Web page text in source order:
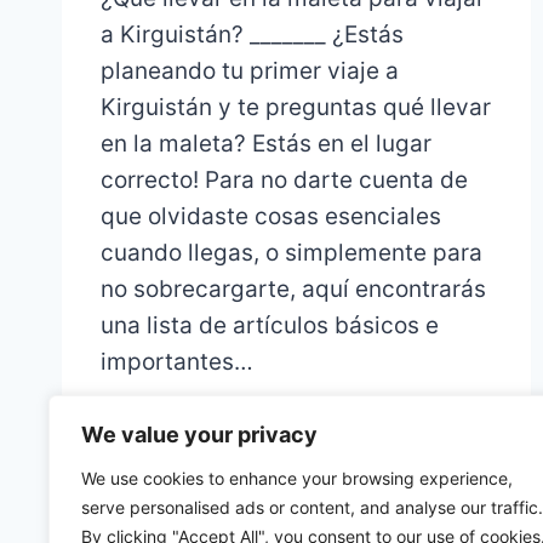
We value your privacy
We use cookies to enhance your browsing experience,
serve personalised ads or content, and analyse our traffic.
By clicking "Accept All", you consent to our use of
a Kirguistán? _______ ¿Estás
planeando tu primer viaje a
Kirguistán y te preguntas qué llevar
en la maleta? Estás en el lugar
correcto! Para no darte cuenta de
que olvidaste cosas esenciales
cuando llegas, o simplemente para
no sobrecargarte, aquí encontrarás
una lista de artículos básicos e
importantes…